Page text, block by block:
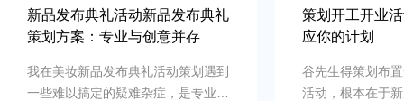
策划开工开业活动案例：快速响
应你的计划
谷先生得策划布置一场商场开工开业
活动，根本在于新店、新公司、新品
线上直播营销
色点亮每个细节
夏总监在决计时
上直播策划公司